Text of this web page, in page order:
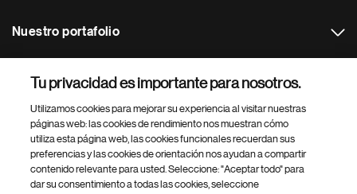
Nuestro portafolio
Footer Site Search
Tu privacidad es importante para nosotros.
Utilizamos cookies para mejorar su experiencia al visitar nuestras
páginas web: las cookies de rendimiento nos muestran cómo
utiliza esta página web, las cookies funcionales recuerdan sus
preferencias y las cookies de orientación nos ayudan a compartir
contenido relevante para usted. Seleccione: "Aceptar todo" para
dar su consentimiento a todas las cookies, seleccione